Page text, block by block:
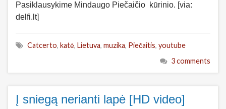
Pasiklausykime Mindaugo Piečaičio kūrinio. [via:
delfi.lt]
Catcerto, katė, Lietuva, muzika, Piečaitis, youtube
3 comments
Į sniegą nerianti lapė [HD video]